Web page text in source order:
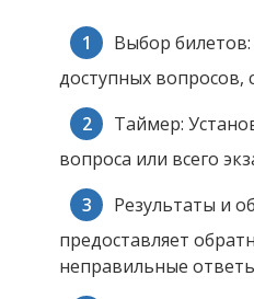
Выбор
доступных вопросов,
Таймер:
вопроса или всего
Результаты и
предоставляет
неправильные